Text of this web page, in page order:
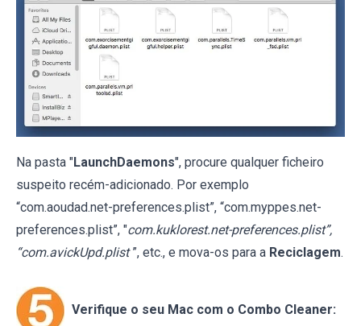
Na pasta "LaunchDaemons", procure qualquer ficheiro
suspeito recém-adicionado. Por exemplo
“com.aoudad.net-preferences.plist”, “com.myppes.net-
preferences.plist”, "com.kuklorest.net-preferences.plist”,
“com.avickUpd.plist ”, etc., e mova-os para a Reciclagem.
Verifique o seu Mac com o Combo Cleaner: